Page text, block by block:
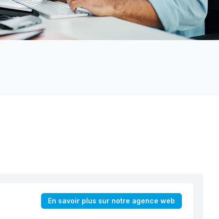
En savoir plus sur notre agence web